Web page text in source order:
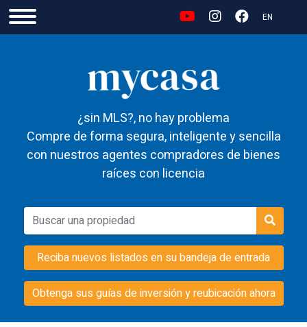
EN
¿sin MLS?, no hay problema
Compre de forma segura, inteligente y sencilla
con nuestros agentes compradores de bienes
raíces con licencia
Reciba nuevos listados en su bandeja de entrada
Obtenga sus guías de inversión y reubicación ahora